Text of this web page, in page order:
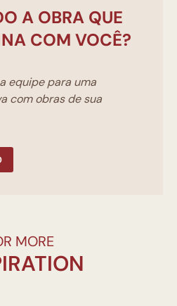
A OBRA QUE
COM VOCÊ?
equipe para uma
com obras de sua
MORE